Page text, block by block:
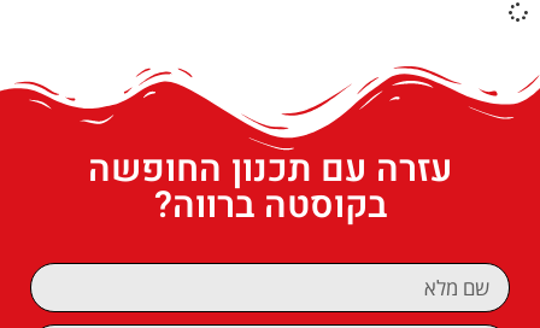
עזרה עם תכנון החופשה
בקוסטה ברווה?